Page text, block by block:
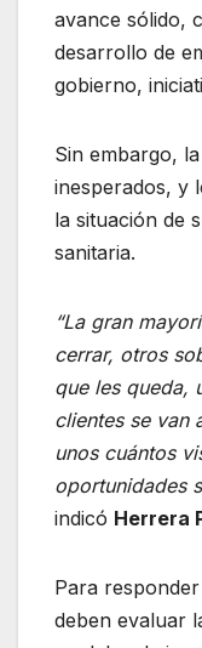
avance sólido,
desarrollo de
gobierno,
Sin embargo,
inesperados, y
la situación de
sanitaria.
“La gran
cerrar, otros
que les queda,
clientes se van
unos cuántos
oportunidades
indicó Herrera
Para
deben evaluar